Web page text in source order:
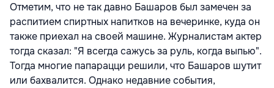
Отметим, что не так давно Башаров был замечен за
распитием спиртных напитков на вечеринке, куда он
также приехал на своей машине. Журналистам актер
тогда сказал: "Я всегда сажусь за руль, когда выпью".
Тогда многие папарацци решили, что Башаров шутит
или бахвалится. Однако недавние события,